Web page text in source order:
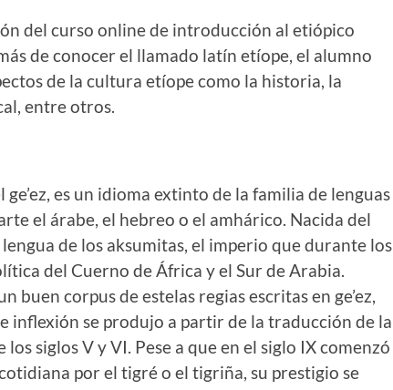
del curso online de introducción al etiópico
de conocer el llamado latín etíope, el alumno
de la cultura etíope como la historia, la
entre otros.
es un idioma extinto de la familia de lenguas
el árabe, el hebreo o el amhárico. Nacida del
de los aksumitas, el imperio que durante los
del Cuerno de África y el Sur de Arabia.
buen corpus de estelas regias escritas en ge’ez,
inflexión se produjo a partir de la traducción de la
los siglos V y VI. Pese a que en el siglo IX comenzó
por el tigré o el tigriña, su prestigio se